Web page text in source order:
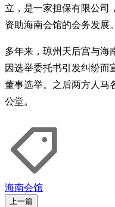
立，是一家担保有限公司
资助海南会馆的会务发展。
多年来，琼州天后宫与海
因选举委托书引发纠纷而
董事选举。之后两方人马
公堂。
海南会馆
上一篇